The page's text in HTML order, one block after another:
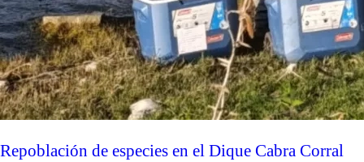
Repoblación de especies en el Dique Cabra Corral